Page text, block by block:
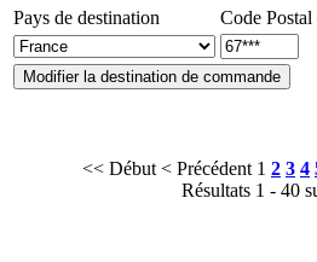
Pays de destination
Code
<< Début < Précédent 1 2 3 4
Résultats 1 - 40